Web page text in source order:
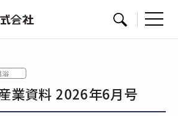
業資料 2026年6月号
浴